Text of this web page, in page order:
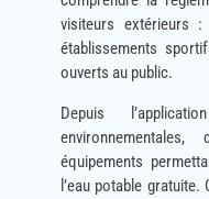
visiteurs extérieurs :
établissements
ouverts au public.
Depuis
équipements
l’eau potable